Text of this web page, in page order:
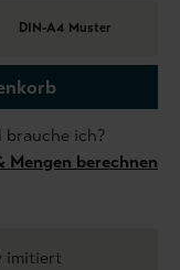
DIN-A4 Muster
brauche ich?
Mengen berechnen
imitiert